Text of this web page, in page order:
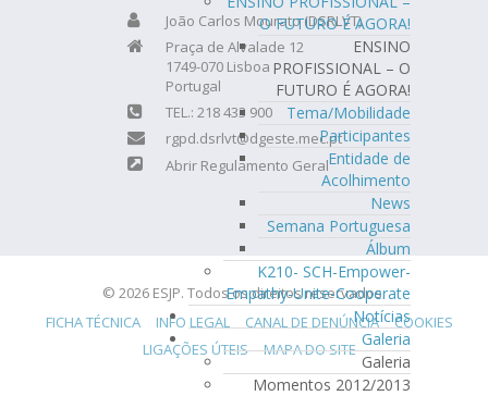
O FUTURO É AGORA!
ENSINO
PROFISSIONAL – O
FUTURO É AGORA!
Tema/Mobilidade
Participantes
Entidade de
Acolhimento
News
Semana Portuguesa
Álbum
K210- SCH-Empower-
Empathy-Unite-Cooperate
Notícias
Galeria
Galeria
Momentos 2012/2013
João Carlos Mourato (DSRLVT)
Praça de Alvalade 12
1749-070 Lisboa
Portugal
TEL.: 218 433 900
rgpd.dsrlvt@dgeste.mec.pt
Abrir Regulamento Geral
© 2026 ESJP. Todos os direitos reservados.
FICHA TÉCNICA
INFO LEGAL CANAL DE DENÚNCIA
COOKIES
LIGAÇÕES ÚTEIS
MAPA DO SITE